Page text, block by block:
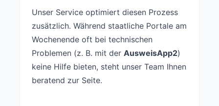
Unser Service optimiert diesen Prozess
zusätzlich. Während staatliche Portale am
Wochenende oft bei technischen
Problemen (z. B. mit der AusweisApp2)
keine Hilfe bieten, steht unser Team Ihnen
beratend zur Seite.